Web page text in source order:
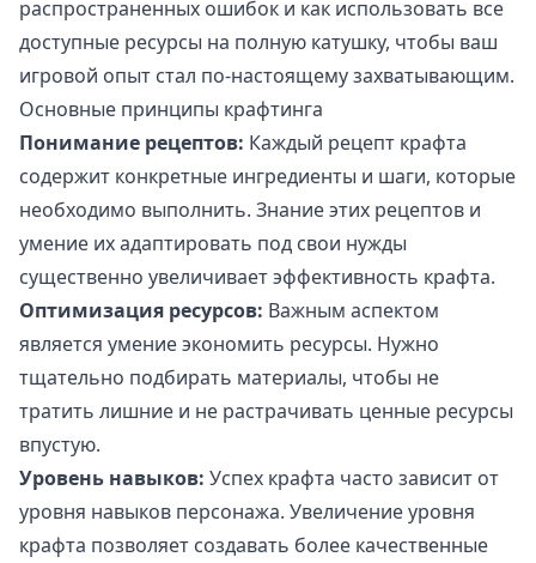
распространенных ошибок и как использовать все
доступные ресурсы на полную катушку, чтобы ваш
игровой опыт стал по-настоящему захватывающим.
Основные принципы крафтинга
Понимание рецептов: Каждый рецепт крафта
содержит конкретные ингредиенты и шаги, которые
необходимо выполнить. Знание этих рецептов и
умение их адаптировать под свои нужды
существенно увеличивает эффективность крафта.
Оптимизация ресурсов: Важным аспектом
является умение экономить ресурсы. Нужно
тщательно подбирать материалы, чтобы не
тратить лишние и не растрачивать ценные ресурсы
впустую.
Уровень навыков: Успех крафта часто зависит от
уровня навыков персонажа. Увеличение уровня
крафта позволяет создавать более качественные